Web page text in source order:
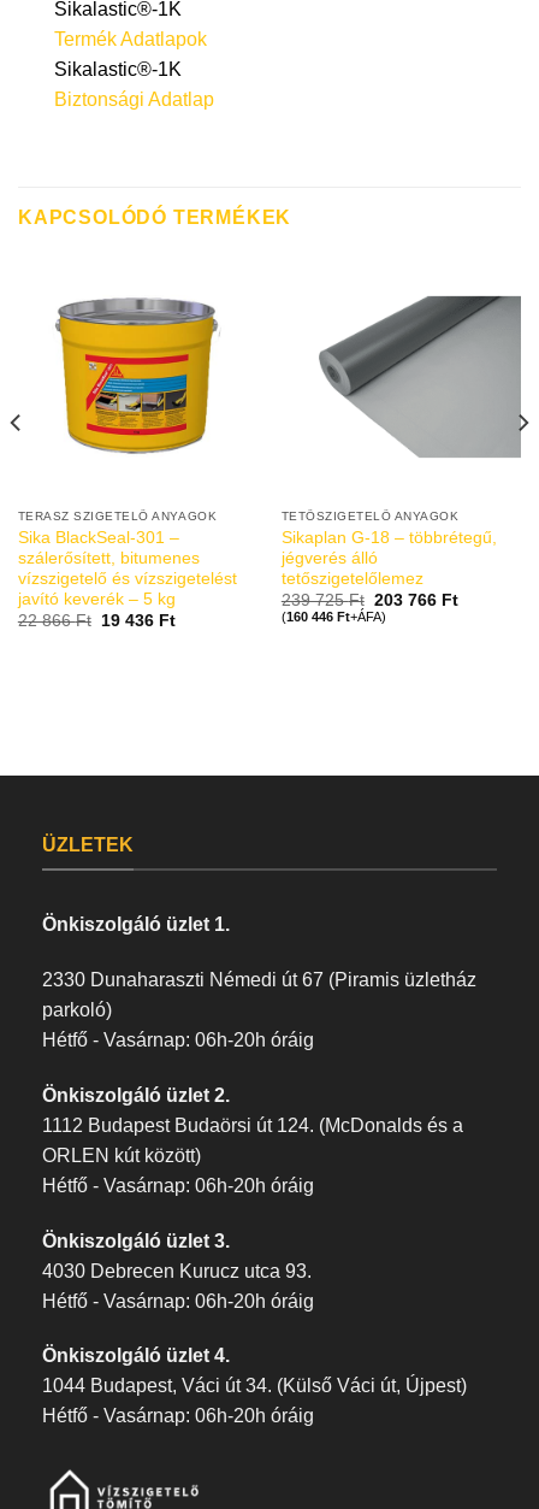
Sikalastic®-1K
Termék Adatlapok
Sikalastic®-1K
Biztonsági Adatlap
KAPCSOLÓDÓ TERMÉKEK
TERASZ SZIGETELŐ ANYAGOK
Sika BlackSeal-301 –
szálerősített, bitumenes
vízszigetelő és vízszigetelést
javító keverék – 5 kg
22 866Ft 19 436 Ft
TETŐSZIGETELŐ ANYAGOK
Sikaplan G-18 – többrétegű,
jégverés álló
tetőszigetelőlemez
239 725Ft 203 766 Ft
(160 446 Ft+ÁFA)
ÜZLETEK
Önkiszolgáló üzlet 1.
2330 Dunaharaszti Némedi út 67 (Piramis üzletház
parkoló)
Hétfő - Vasárnap: 06h-20h óráig
Önkiszolgáló üzlet 2.
1112 Budapest Budaörsi út 124. (McDonalds és a
ORLEN kút között)
Hétfő - Vasárnap: 06h-20h óráig
Önkiszolgáló üzlet 3.
4030 Debrecen Kurucz utca 93.
Hétfő - Vasárnap: 06h-20h óráig
Önkiszolgáló üzlet 4.
1044 Budapest, Váci út 34. (Külső Váci út, Újpest)
Hétfő - Vasárnap: 06h-20h óráig